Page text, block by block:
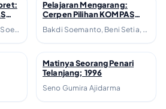
↗
Adek Alwi, Gde Aryantha Soethama, Indra Tranggono, Ni Komang Ariani, S. Prasetyo Utomo, Seno Gumira Ajidarma, Timbul Nadeak, Triyanto Triwikromo
Pelajaran Mengarang:
Cerpen Pilihan KOMPAS
Bakdi Soemanto, Beni Setia, Bondan Winarno, Bre Redana, Gde Aryantha Soethama, Hamsad Rangkuti, Harris Effendi Thahar, Julius Siyaranamual, Putu Wijaya, Radhar Panca Dahana, Ratna Indraswari Ibrahim, Satyagraha Hoerip, Seno Gumira Ajidarma, Slamet Nurzaini
Matinya Seorang Penari
Telanjang; 1996
Seno Gumira Ajidarma